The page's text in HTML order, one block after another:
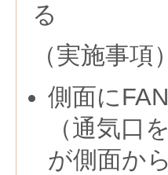
る
（実施事項）
側面に
（通気口
が側面か